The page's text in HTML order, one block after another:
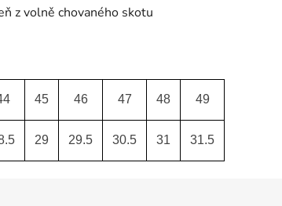
z volně chovaného skotu
45 46 47 48 49
29 29.5 30.5 31 31.5